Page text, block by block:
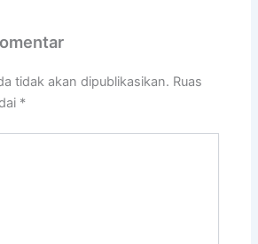
tidak akan dipublikasikan. Ruas
*